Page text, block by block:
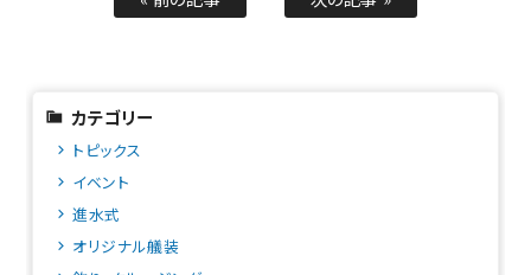
カテゴリー
トピックス
イベント
進水式
オリジナル艤装